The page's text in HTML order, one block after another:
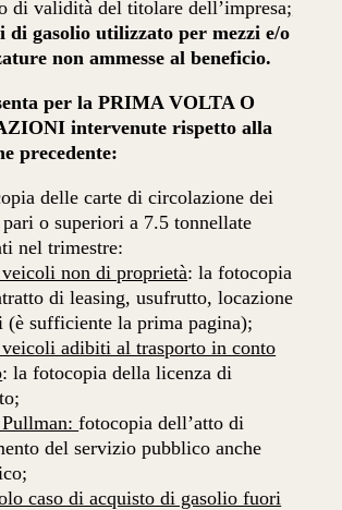
di validità del titolare dell’impresa;
gasolio utilizzato per mezzi e/o
non ammesse al beneficio.
per la PRIMA VOLTA O
intervenute rispetto alla
precedente:
delle carte di circolazione dei
o superiori a 7.5 tonnellate
nel trimestre:
non di proprietà: la fotocopia
di leasing, usufrutto, locazione
(è sufficiente la prima pagina);
adibiti al trasporto in conto
: la fotocopia della licenza di
fotocopia dell’atto di
del servizio pubblico anche
caso di acquisto di gasolio fuori